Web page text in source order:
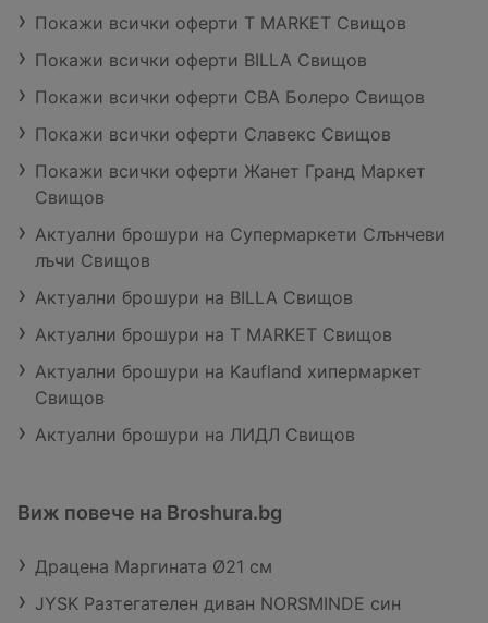
Покажи всички оферти T MARKET Свищов
Покажи всички оферти BILLA Свищов
Покажи всички оферти CBA Болеро Свищов
Покажи всички оферти Славекс Свищов
Покажи всички оферти Жанет Гранд Маркет
Свищов
Актуални брошури на Супермаркети Слънчеви
лъчи Свищов
Актуални брошури на BILLA Свищов
Актуални брошури на T MARKET Свищов
Актуални брошури на Kaufland хипермаркет
Свищов
Актуални брошури на ЛИДЛ Свищов
Виж повече на Broshura.bg
Драцена Маргината Ø21 см
JYSK Разтегателен диван NORSMINDE син